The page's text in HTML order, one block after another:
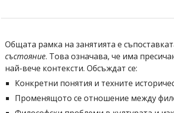
Общата рамка на занятията е
състояние. Това означава, че има
най-вече контексти. Обсъждат се:
Конкретни понятия и техните
Променящото се отношение между